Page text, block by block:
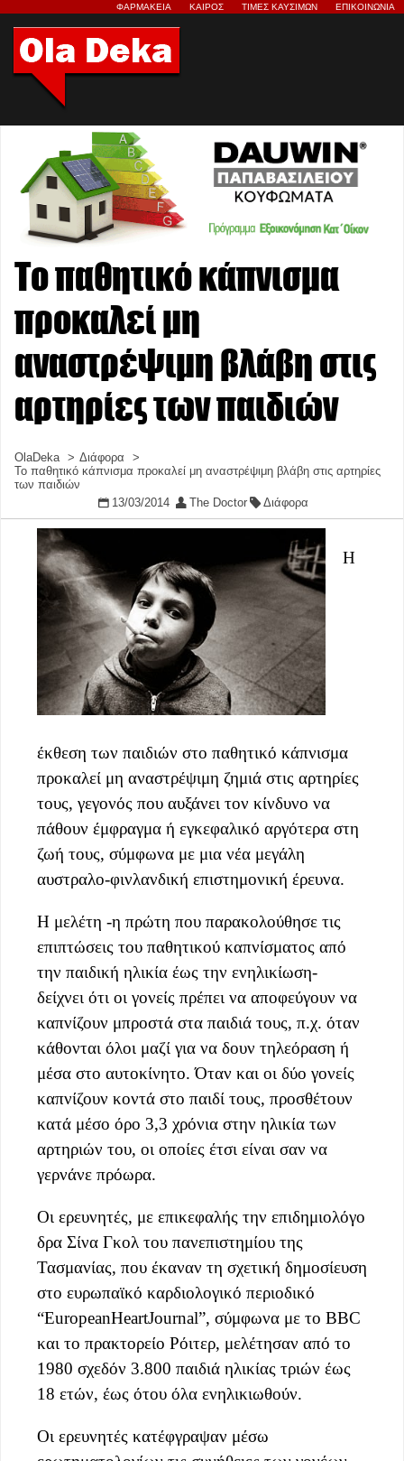
ΦΑΡΜΑΚΕΙΑ ΚΑΙΡΟΣ ΤΙΜΕΣ ΚΑΥΣΙΜΩΝ ΕΠΙΚΟΙΝΩΝΙΑ
Το παθητικό κάπνισμα
προκαλεί μη
αναστρέψιμη βλάβη στις
αρτηρίες των παιδιών
OlaDeka
Διάφορα
Το παθητικό κάπνισμα προκαλεί μη αναστρέψιμη βλάβη στις αρτηρίες
των παιδιών
13/03/2014
The Doctor Διάφορα
Η
έκθεση των παιδιών στο παθητικό κάπνισμα
προκαλεί μη αναστρέψιμη ζημιά στις αρτηρίες
τους, γεγονός που αυξάνει τον κίνδυνο να
πάθουν έμφραγμα ή εγκεφαλικό αργότερα στη
ζωή τους, σύμφωνα με μια νέα μεγάλη
αυστραλο-φινλανδική επιστημονική έρευνα.
Η μελέτη -η πρώτη που παρακολούθησε τις
επιπτώσεις του παθητικού καπνίσματος από
την παιδική ηλικία έως την ενηλικίωση-
δείχνει ότι οι γονείς πρέπει να αποφεύγουν να
καπνίζουν μπροστά στα παιδιά τους, π.χ. όταν
κάθονται όλοι μαζί για να δουν τηλεόραση ή
μέσα στο αυτοκίνητο. Όταν και οι δύο γονείς
καπνίζουν κοντά στο παιδί τους, προσθέτουν
κατά μέσο όρο 3,3 χρόνια στην ηλικία των
αρτηριών του, οι οποίες έτσι είναι σαν να
γερνάνε πρόωρα.
Οι ερευνητές, με επικεφαλής την επιδημιολόγο
δρα Σίνα Γκολ του πανεπιστημίου της
Τασμανίας, που έκαναν τη σχετική δημοσίευση
στο ευρωπαϊκό καρδιολογικό περιοδικό
“EuropeanHeartJournal”, σύμφωνα με το BBC
και το πρακτορείο Ρόιτερ, μελέτησαν από το
1980 σχεδόν 3.800 παιδιά ηλικίας τριών έως
18 ετών, έως ότου όλα ενηλικιωθούν.
Οι ερευνητές κατέφγραψαν μέσω